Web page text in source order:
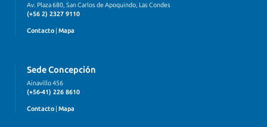
Av. Plaza 680, San Carlos de Apoquindo, Las Condes
(+56 2) 2327 9110
Contacto | Mapa
Sede Concepción
Ainavillo 456
(+56-41) 226 8610
Contacto Mapa